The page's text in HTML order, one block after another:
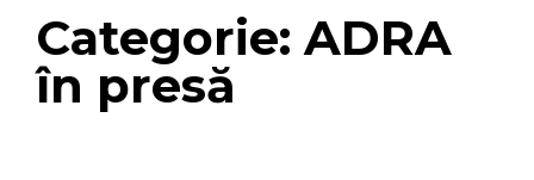
Categorie: ADRA
în presă